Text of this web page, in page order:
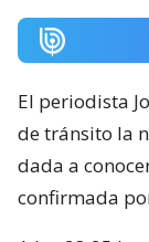
El periodista
de tránsito la
dada a
confirmada